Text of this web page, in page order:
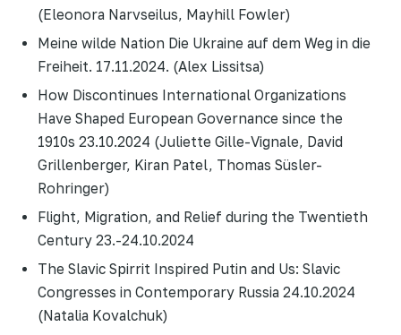
(Eleonora Narvseilus, Mayhill Fowler)
Meine wilde Nation Die Ukraine auf dem Weg in die
Freiheit. 17.11.2024. (Alex Lissitsa)
How Discontinues International Organizations
Have Shaped European Governance since the
1910s 23.10.2024 (Juliette Gille-Vignale, David
Grillenberger, Kiran Patel, Thomas Süsler-
Rohringer)
Flight, Migration, and Relief during the Twentieth
Century 23.-24.10.2024
The Slavic Spirrit Inspired Putin and Us: Slavic
Congresses in Contemporary Russia 24.10.2024
(Natalia Kovalchuk)